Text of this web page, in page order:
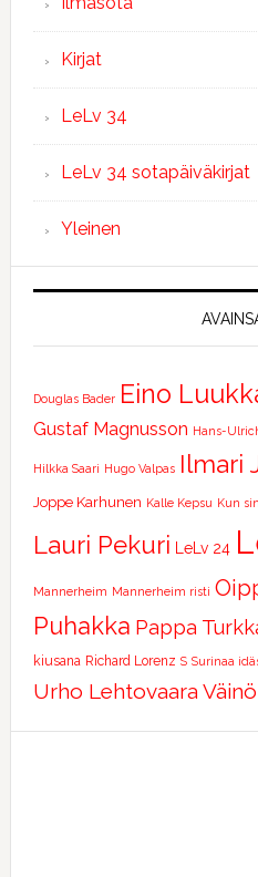
Kirjat
LeLv 34
LeLv 34 sotapäiväkirjat
Yleinen
Douglas Bader Eino
Gustaf Magnusson Hans-
Hilkka Saari Hugo Valpas Ilmari
Joppe Karhunen Kalle Kepsu Kun
Lauri Pekuri LeLv 24
Mannerheim Mannerheim risti
Puhakka Pappa
kiusana Richard Lorenz S Surinaa
Urho Lehtovaara